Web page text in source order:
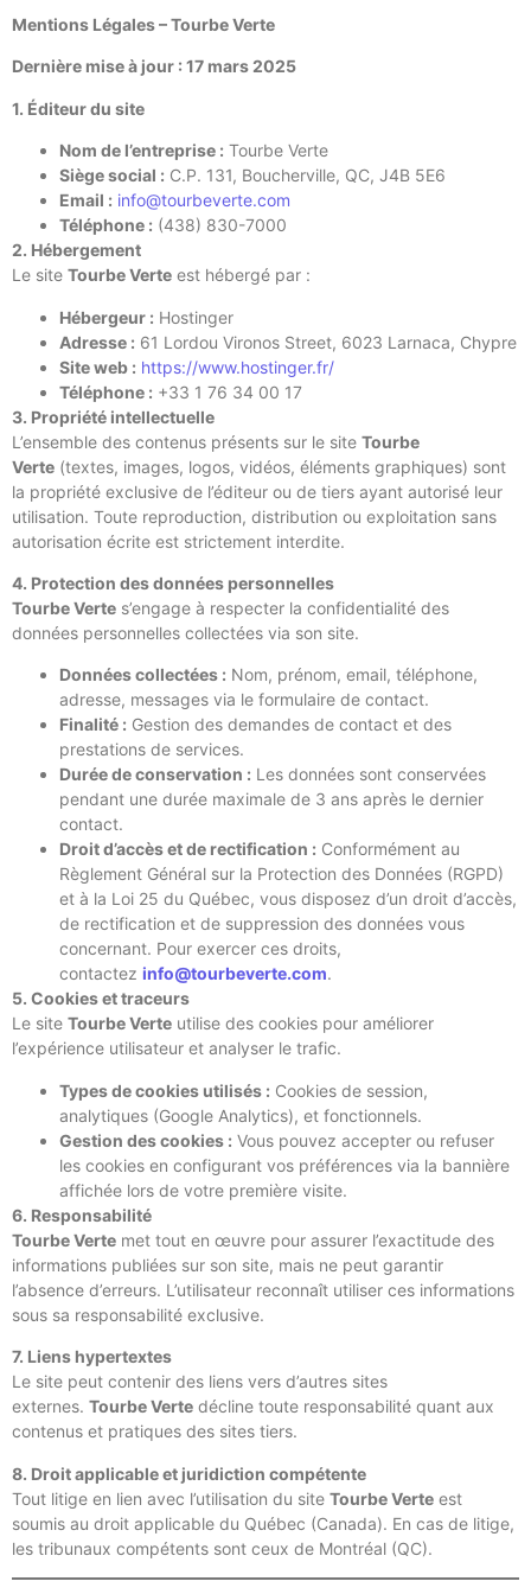
Mentions Légales – Tourbe Verte
Dernière mise à jour : 17 mars 2025
1. Éditeur du site
Nom de l’entreprise : Tourbe Verte
Siège social : C.P. 131, Boucherville, QC, J4B 5E6
Email : info@tourbeverte.com
Téléphone : (438) 830-7000
2. Hébergement
Le site Tourbe Verte est hébergé par :
Hébergeur : Hostinger
Adresse : 61 Lordou Vironos Street, 6023 Larnaca, Chypre
Site web : https://www.hostinger.fr/
Téléphone : +33 1 76 34 00 17
3. Propriété intellectuelle
L’ensemble des contenus présents sur le site Tourbe
Verte (textes, images, logos, vidéos, éléments graphiques) sont
la propriété exclusive de l’éditeur ou de tiers ayant autorisé leur
utilisation. Toute reproduction, distribution ou exploitation sans
autorisation écrite est strictement interdite.
4. Protection des données personnelles
Tourbe Verte s’engage à respecter la confidentialité des
données personnelles collectées via son site.
Données collectées : Nom, prénom, email, téléphone,
adresse, messages via le formulaire de contact.
Finalité : Gestion des demandes de contact et des
prestations de services.
Durée de conservation : Les données sont conservées
pendant une durée maximale de 3 ans après le dernier
contact.
Droit d’accès et de rectification : Conformément au
Règlement Général sur la Protection des Données (RGPD)
et à la Loi 25 du Québec, vous disposez d’un droit d’accès,
de rectification et de suppression des données vous
concernant. Pour exercer ces droits,
contactez info@tourbeverte.com.
5. Cookies et traceurs
Le site Tourbe Verte utilise des cookies pour améliorer
l’expérience utilisateur et analyser le trafic.
Types de cookies utilisés : Cookies de session,
analytiques (Google Analytics), et fonctionnels.
Gestion des cookies : Vous pouvez accepter ou refuser
les cookies en configurant vos préférences via la bannière
affichée lors de votre première visite.
6. Responsabilité
Tourbe Verte met tout en œuvre pour assurer l’exactitude des
informations publiées sur son site, mais ne peut garantir
l’absence d’erreurs. L’utilisateur reconnaît utiliser ces informations
sous sa responsabilité exclusive.
7. Liens hypertextes
Le site peut contenir des liens vers d’autres sites
externes. Tourbe Verte décline toute responsabilité quant aux
contenus et pratiques des sites tiers.
8. Droit applicable et juridiction compétente
Tout litige en lien avec l’utilisation du site Tourbe Verte est
soumis au droit applicable du Québec (Canada). En cas de litige,
les tribunaux compétents sont ceux de Montréal (QC).